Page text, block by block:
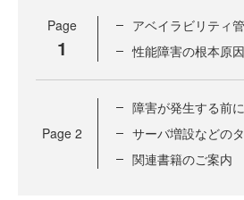
Page
1
アベイラビリティ
性能障害の根本原
Page 2
障害が発生する前
サーバ増設などの
関連書籍のご案内